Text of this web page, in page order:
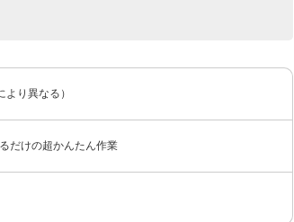
り異なる）
だけの超かんたん作業